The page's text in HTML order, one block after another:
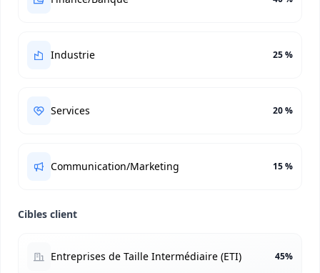
Industrie 25 %
Services 20 %
Communication/Marketing 15 %
Cibles client
Entreprises de Taille Intermédiaire (ETI) 45%